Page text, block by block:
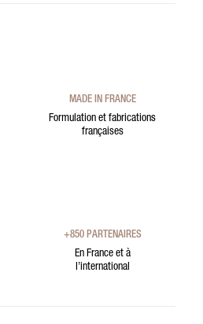
MADE IN FRANCE
Formulation et fabrications
françaises
+850 PARTENAIRES
En France et à
l’international